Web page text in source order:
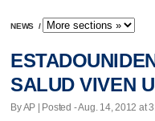
NEWS /
SALUD VIVEN
By AP | Posted - Aug. 14, 2012 at